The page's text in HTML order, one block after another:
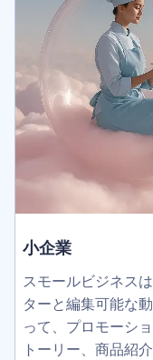
小企業
スモールビジネス
ターと編集可能な
って、プロモーシ
トーリー、商品紹